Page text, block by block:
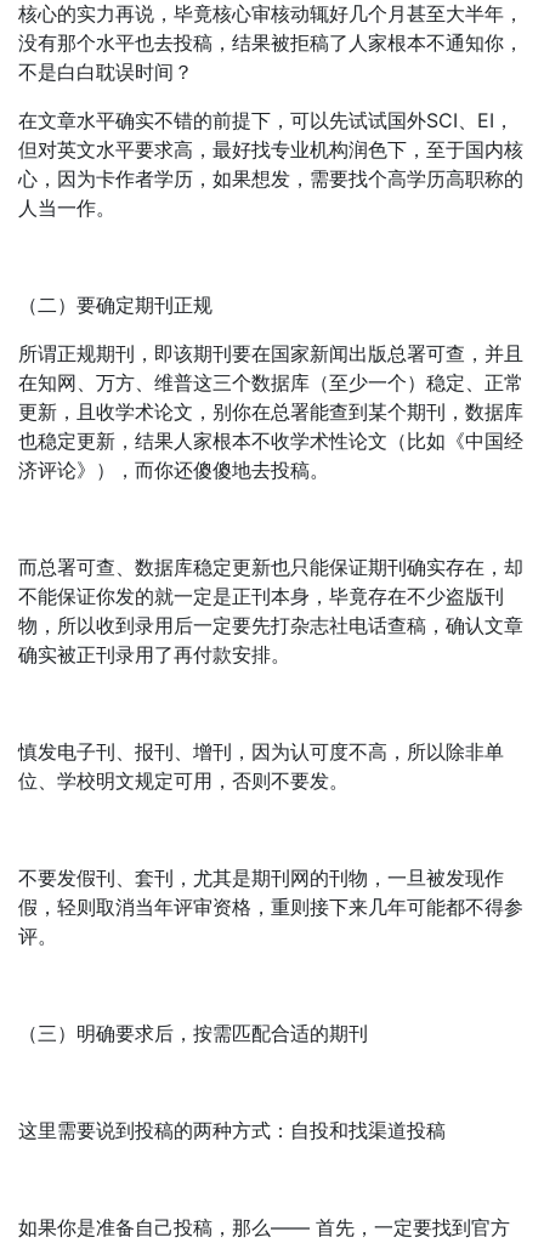
核心的实力再说，毕竟核心审核动辄好几个月甚至大半年，
没有那个水平也去投稿，结果被拒稿了人家根本不通知你，
不是白白耽误时间？
在文章水平确实不错的前提下，可以先试试国外SCI、EI，
但对英文水平要求高，最好找专业机构润色下，至于国内核
心，因为卡作者学历，如果想发，需要找个高学历高职称的
人当一作。
（二）要确定期刊正规
所谓正规期刊，即该期刊要在国家新闻出版总署可查，并且
在知网、万方、维普这三个数据库（至少一个）稳定、正常
更新，且收学术论文，别你在总署能查到某个期刊，数据库
也稳定更新，结果人家根本不收学术性论文（比如《中国经
济评论》），而你还傻傻地去投稿。
而总署可查、数据库稳定更新也只能保证期刊确实存在，却
不能保证你发的就一定是正刊本身，毕竟存在不少盗版刊
物，所以收到录用后一定要先打杂志社电话查稿，确认文章
确实被正刊录用了再付款安排。
慎发电子刊、报刊、增刊，因为认可度不高，所以除非单
位、学校明文规定可用，否则不要发。
不要发假刊、套刊，尤其是期刊网的刊物，一旦被发现作
假，轻则取消当年评审资格，重则接下来几年可能都不得参
评。
（三）明确要求后，按需匹配合适的期刊
这里需要说到投稿的两种方式：自投和找渠道投稿
如果你是准备自己投稿，那么—— 首先，一定要找到官方